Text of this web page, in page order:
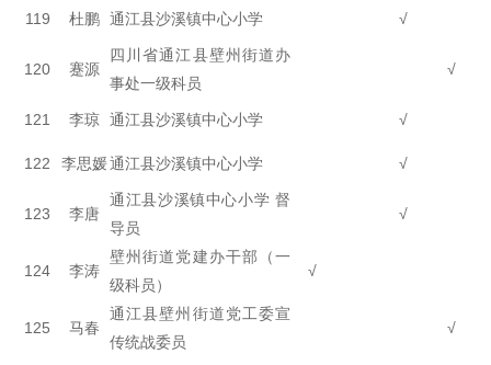
119 杜鹏 通江县沙溪镇中心小学 √
120 蹇源
四川省通江县壁州街道办
事处一级科员
√
121 李琼 通江县沙溪镇中心小学 √
122 李思媛通江县沙溪镇中心小学 √
123 李唐
通江县沙溪镇中心小学 督
导员
√
124 李涛
壁州街道党建办干部（一
级科员）
√
125 马春
通江县壁州街道党工委宣
传统战委员
√